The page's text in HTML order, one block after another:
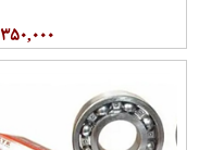
۳۵۰,۰۰۰